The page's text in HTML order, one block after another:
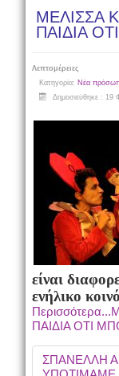
ΜΕΛΙΣΣΑ
ΠΑΙΔΙΑ
Λεπτομέρειες
Κατηγορία: Νέα
Δημοσιεύθηκε : 19
είναι
ενήλικο
ΠΑΙΔΙΑ ΟΤΙ
ΣΠΑΝΕΛΛΗ